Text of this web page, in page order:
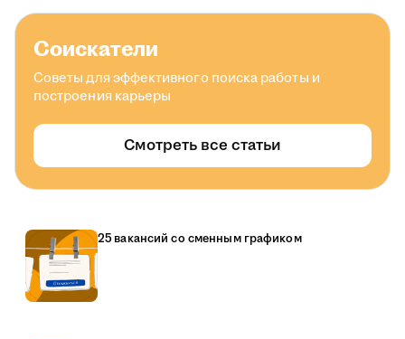
Соискатели
Советы для эффективного поиска работы и
построения карьеры
Смотреть все статьи
25 вакансий со сменным графиком